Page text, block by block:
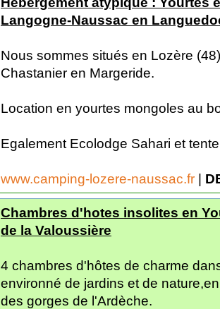
Langogne-Naussac en
Nous sommes situés en Lozère
Chastanier en Margeride.
Location en yourtes mongoles au
Egalement Ecolodge Sahari et
www.camping-lozere-naussac.fr |
Chambres d'hotes insolites en
de la Valoussière
4 chambres d'hôtes de charme
environné de jardins et de
des gorges de l'Ardèche.